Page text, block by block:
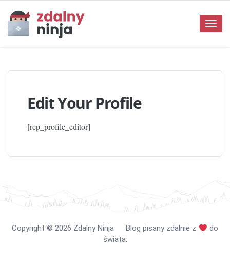
Toggle
Edit Your Profile
[rcp_profile_editor]
Copyright©️ 2026 Zdalny Ninja Blog pisany zdalnie z
do
świata.